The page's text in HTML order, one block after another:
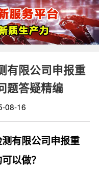
有限公司申报重
题答疑精编
08-16
有限公司申报重
以做？